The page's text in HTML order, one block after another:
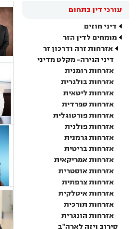
עורכי דין בתחום
דיני חוזים
מומחים לדין הזר
אזרחות זרה ודרכון זר
דיני הגירה- מקלט מדיני
אזרחות רומנית
אזרחות בולגרית
אזרחות ליטאית
אזרחות ספרדית
אזרחות פורטוגלית
אזרחות פולנית
אזרחות גרמנית
אזרחות בריטית
אזרחות אמריקאית
אזרחות אוסטרית
אזרחות צרפתית
אזרחות איטלקית
אזרחות תורכית
אזרחות הונגרית
סירוב ויזה לארה"ב